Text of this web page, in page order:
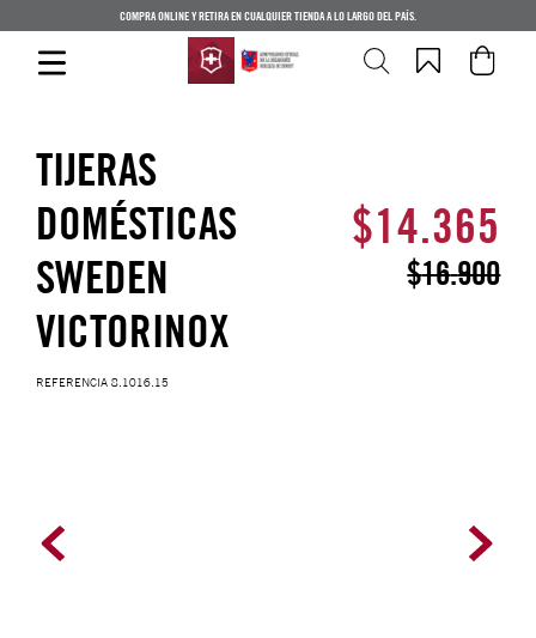
COMPRA ONLINE Y RETIRA EN CUALQUIER TIENDA A LO LARGO DEL PAÍS.
TIJERAS
DOMÉSTICAS
SWEDEN
VICTORINOX
$14.365
$16.900
REFERENCIA 8.1016.15